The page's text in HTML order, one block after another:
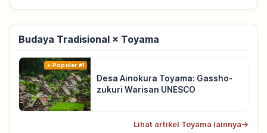
Budaya Tradisional × Toyama
Populer #1
Desa Ainokura Toyama: Gassho-
zukuri Warisan UNESCO
Lihat artikel Toyama lainnya→